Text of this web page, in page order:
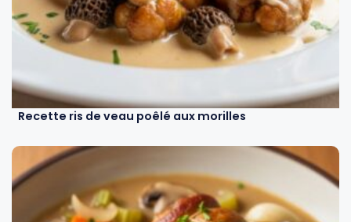
Recette ris de veau poêlé aux morilles